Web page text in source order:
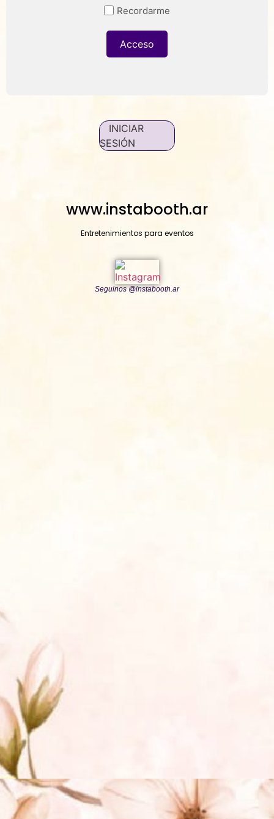
Recordarme
INICIAR
SESIÓN
www.instabooth.ar
Entretenimientos para eventos
Seguinos @instabooth.ar